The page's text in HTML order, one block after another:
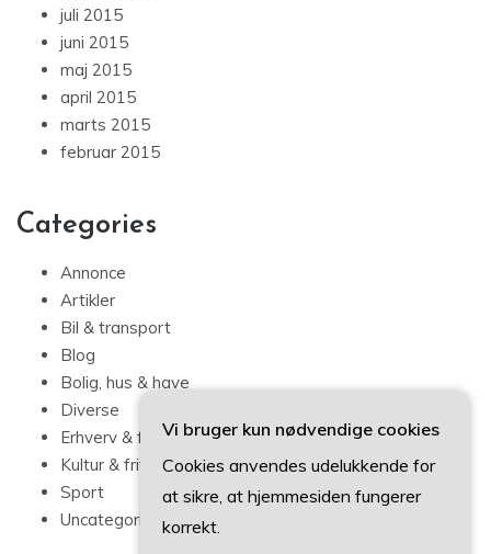
juli 2015
juni 2015
maj 2015
april 2015
marts 2015
februar 2015
Categories
Annonce
Artikler
Bil & transport
Blog
Bolig, hus & have
Diverse
Erhverv & forbrug
Kultur & fritid
Sport
Uncategorized
Vi bruger kun nødvendige cookies
Cookies anvendes udelukkende for
at sikre, at hjemmesiden fungerer
korrekt.